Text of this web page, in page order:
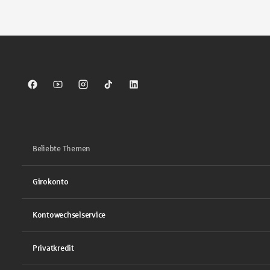
Sparkasse auf Facebook
Sparkasse auf Youtube
Sparkasse auf Instagram
Sparkasse auf TikTok
Sparkasse auf LinkedIn
Beliebte Themen
Girokonto
Kontowechselservice
Privatkredit